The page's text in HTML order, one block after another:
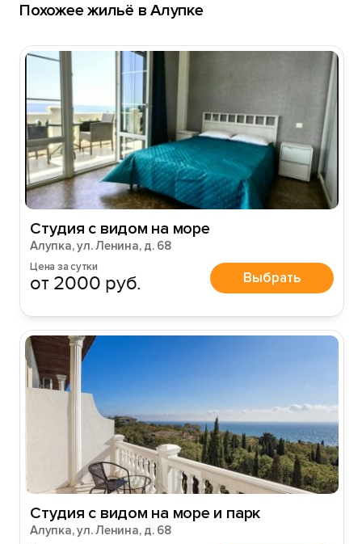
Похожее жильё в Алупке
Студия с видом на море
Алупка, ул. Ленина, д. 68
Цена за сутки
от 2000 руб. Выбрать
Студия с видом на море и парк
Алупка, ул. Ленина, д. 68